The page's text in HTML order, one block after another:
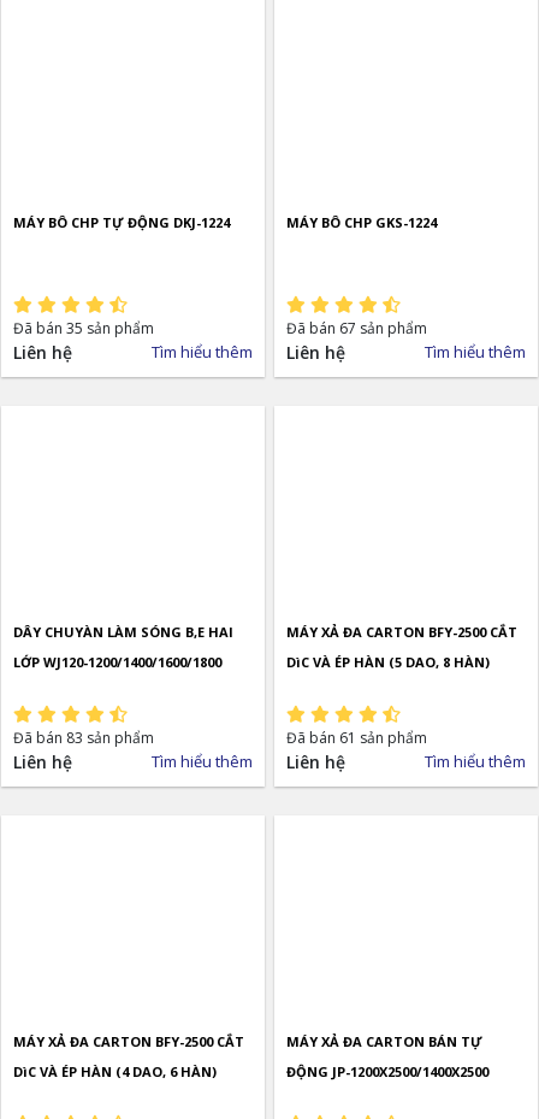
MÁY BÔ CHP TỰ ĐỘNG DKJ-1224
Đã bán 35 sản phẩm
Liên hệ Tìm hiểu thêm
MÁY BÔ CHP GKS-1224
Đã bán 67 sản phẩm
Liên hệ Tìm hiểu thêm
DÂY CHUYÀN LÀM SÓNG B,E HAI
LỚP WJ120-1200/1400/1600/1800
Đã bán 83 sản phẩm
Liên hệ Tìm hiểu thêm
MÁY XẢ ĐA CARTON BFY-2500 CẮT
DìC VÀ ÉP HÀN (5 DAO, 8 HÀN)
Đã bán 61 sản phẩm
Liên hệ Tìm hiểu thêm
MÁY XẢ ĐA CARTON BFY-2500 CẮT
DìC VÀ ÉP HÀN (4 DAO, 6 HÀN)
MÁY XẢ ĐA CARTON BÁN TỰ
ĐỘNG JP-1200X2500/1400X2500